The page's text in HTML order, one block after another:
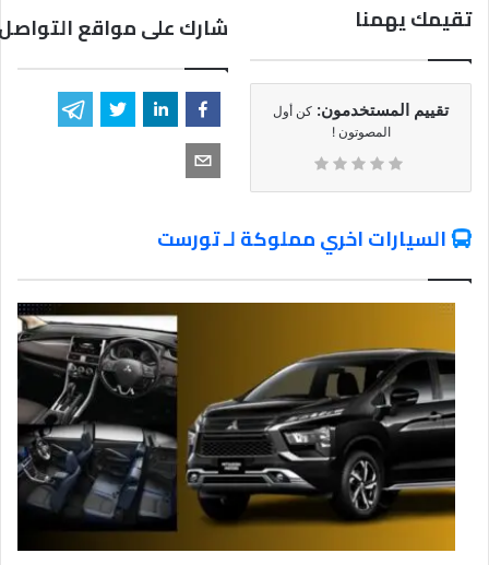
تقيمك يهمنا
تقييم المستخدمون: كن أول
المصوتون !
شارك على مواقع
السيارات اخري مملوكة لـ تورست